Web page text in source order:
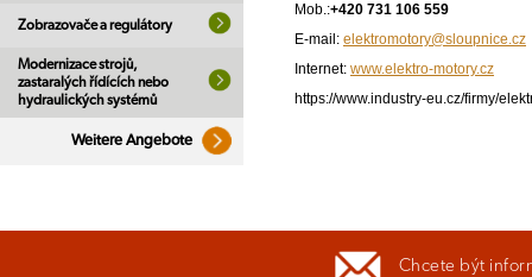
Zobrazovače a regulátory
Modernizace strojů,
zastaralých řídících nebo
hydraulických systémů
Weitere Angebote
Mob.:+420 731 106 559
E-mail: elektromotory@sloupnice.cz
Internet: www.elektro-motory.cz
https://www.industry-eu.cz/firmy/
Chcete být